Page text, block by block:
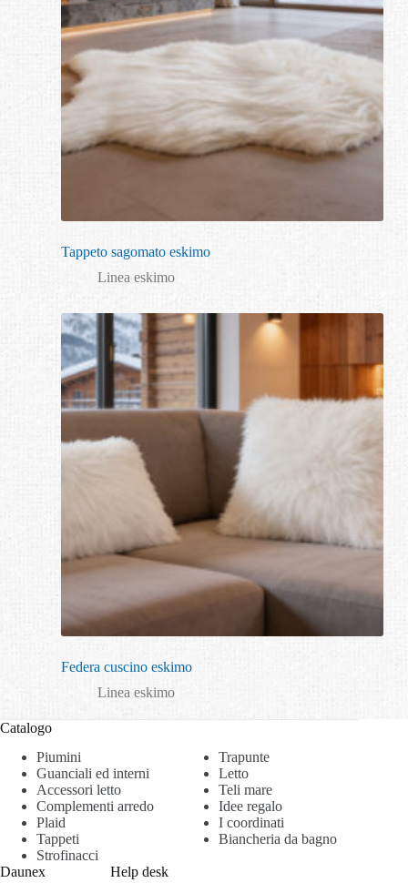
Tappeto sagomato eskimo
Linea eskimo
Federa cuscino eskimo
Linea eskimo
Catalogo
Piumini
Trapunte
Guanciali ed interni
Letto
Accessori letto
Teli mare
Complementi arredo
Idee regalo
Plaid
I coordinati
Tappeti
Biancheria da bagno
Strofinacci
Daunex
Help desk